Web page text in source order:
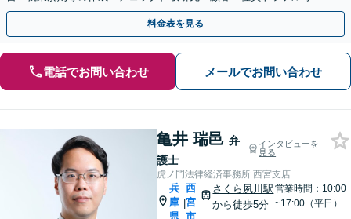
お気軽にご相談ください【事前予約で休日・夜間対応】
料金表を見る
電話でお問い合わせ メールでお問い合わせ
亀井 瑞邑 弁
護士
インタビューを
見る
虎ノ門法律経済事務所 西宮支店
兵
庫
県
|
西
宮
市
さくら夙川駅
から徒歩5分
営業時間：10:00
~17:00（平日）